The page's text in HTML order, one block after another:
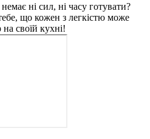
ні сил, ні часу готувати?
що кожен з легкістю може
своїй кухні!